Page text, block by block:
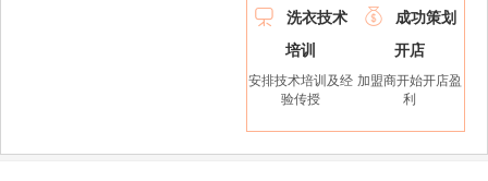

洗衣技术
培训
安排技术培训及经
验传授

成功策划
开店
加盟商开始开店盈
利